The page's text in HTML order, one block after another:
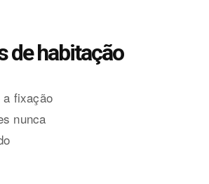
de habitação
a fixação
nunca